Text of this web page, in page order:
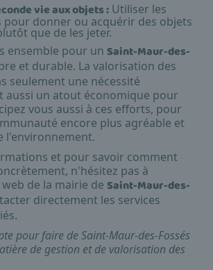
vie aux objets : Utiliser les
pour donner ou acquérir des objets
que de les jeter.
ensemble pour un Saint-Maur-des-
et durable. La valorisation des
seulement une nécessité
aussi un atout économique pour
vous aussi à ces efforts, pour
encore plus agréable et
l'environnement.
et pour savoir comment
n'hésitez pas à
de la mairie de Saint-Maur-des-
directement les services
pour faire de Saint-Maur-des-Fossés
de gestion et de valorisation des